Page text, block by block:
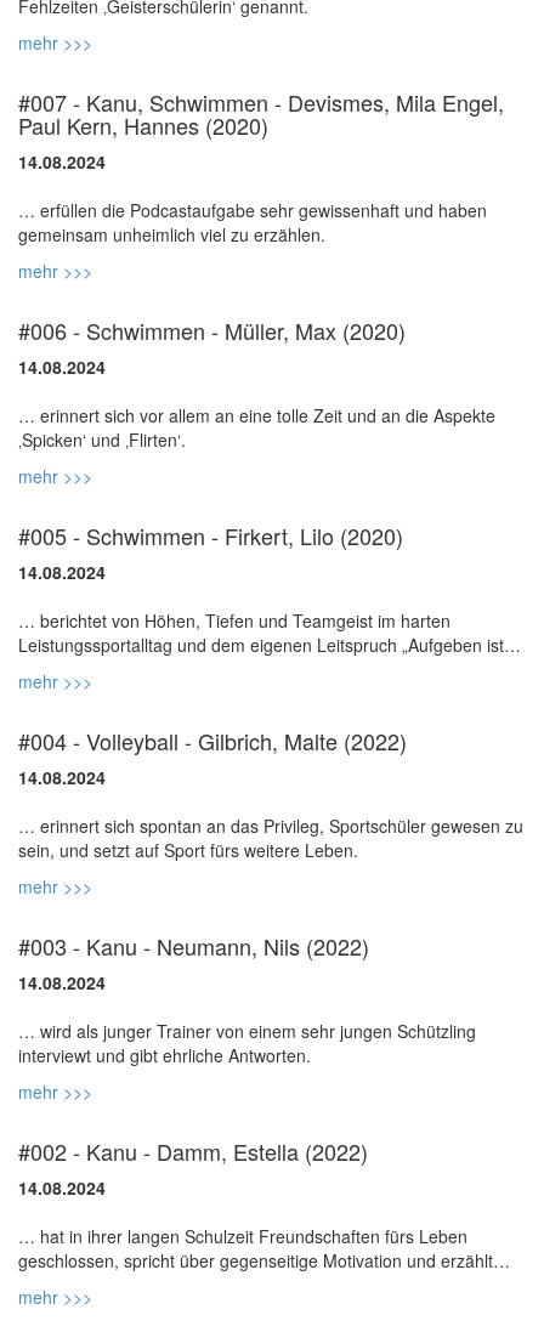
mehr >>>
#007 - Kanu, Schwimmen - Devismes, Mila Engel,
Paul Kern, Hannes (2020)
14.08.2024
… erfüllen die Podcastaufgabe sehr gewissenhaft und haben
mehr >>>
#006 - Schwimmen - Müller, Max (2020)
14.08.2024
… erinnert sich vor allem an eine tolle Zeit und an die Aspekte
mehr >>>
#005 - Schwimmen - Firkert, Lilo (2020)
14.08.2024
… berichtet von Höhen, Tiefen und Teamgeist im harten
Leistungssportalltag und dem eigenen Leitspruch „Aufgeben ist
mehr >>>
#004 - Volleyball - Gilbrich, Malte (2022)
14.08.2024
… erinnert sich spontan an das Privileg, Sportschüler gewesen zu
mehr >>>
#003 - Kanu - Neumann, Nils (2022)
14.08.2024
… wird als junger Trainer von einem sehr jungen Schützling
mehr >>>
#002 - Kanu - Damm, Estella (2022)
14.08.2024
… hat in ihrer langen Schulzeit Freundschaften fürs Leben
geschlossen, spricht über gegenseitige Motivation und erzählt
mehr >>>